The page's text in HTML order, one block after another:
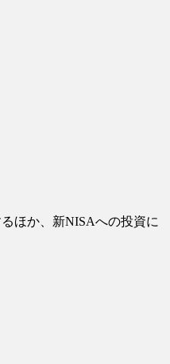
ほか、新NISAへの投資に